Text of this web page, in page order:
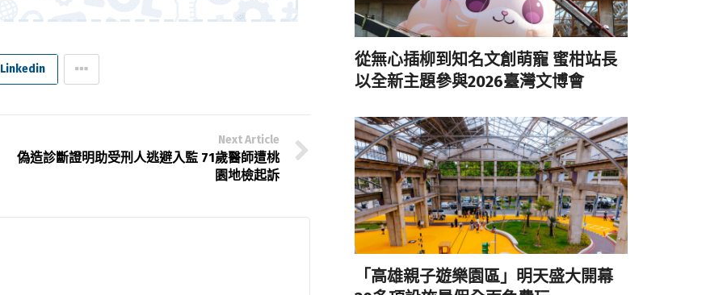
Linkedin
Next Article
偽造診斷證明助受刑人逃避入監 71歲醫師遭桃
園地檢起訴
從無心插柳到知名文創萌寵 蜜柑站長
以全新主題參與2026臺灣文博會
「高雄親子遊樂園區」明天盛大開幕